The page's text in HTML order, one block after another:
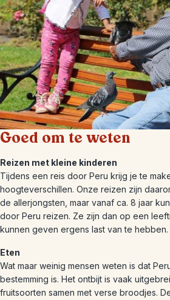
Goed om te weten
Reizen met kleine kinderen
Tijdens een reis door Peru krijg je te
hoogteverschillen. Onze reizen zijn
de allerjongsten, maar vanaf ca. 8 jaar
door Peru reizen. Ze zijn dan op een
kunnen geven ergens last van te hebben.
Eten
Wat maar weinig mensen weten is dat
bestemming is. Het ontbijt is vaak
fruitsoorten samen met verse broodjes.